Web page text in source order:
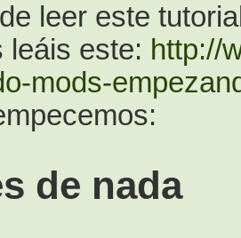
leer este
leáis este: http://
mods-
de nada